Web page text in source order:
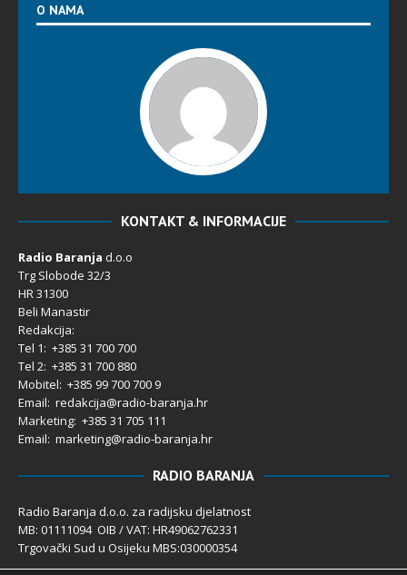
O NAMA
KONTAKT & INFORMACIJE
Radio Baranja d.o.o
Trg Slobode 32/3
HR 31300
Beli Manastir
Redakcija:
Tel 1: +385 31 700 700
Tel 2: +385 31 700 880
Mobitel: +385 99 700 700 9
Email: redakcija@radio-baranja.hr
Marketing: +385 31 705 111
Email: marketing@radio-baranja.hr
RADIO BARANJA
Radio Baranja d.o.o. za radijsku djelatnost
MB: 01111094 OIB / VAT: HR49062762331
Trgovački Sud u Osijeku MBS:030000354